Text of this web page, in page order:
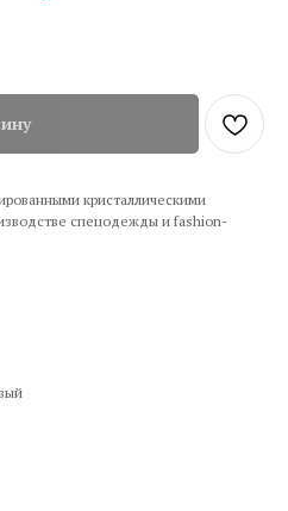
кристаллическими
спецодежды и fashion-